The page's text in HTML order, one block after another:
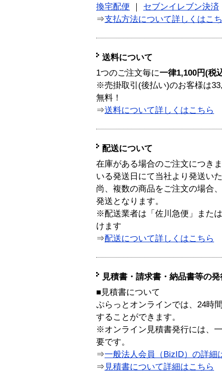
換宅配便
セブンイレブン決済
⇒支払方法について詳しくはこ
送料について
1つのご注文毎に一律1,100円(税
※売掛取引(後払い)のお客様は
無料！
⇒送料について詳しくはこちら
配送について
在庫がある場合のご注文につき
いる発送日にて当社より発送い
尚、複数の商品をご注文の場合
発送となります。
※配送業者は「佐川急便」また
けます
⇒配送について詳しくはこちら
見積書・請求書・納品書等の
■見積書について
ぷらっとオンラインでは、24時
することができます。
※オンライン見積書発行には、
要です。
⇒一般法人会員（BizID）の詳細
⇒ 見積書について詳細はこちら